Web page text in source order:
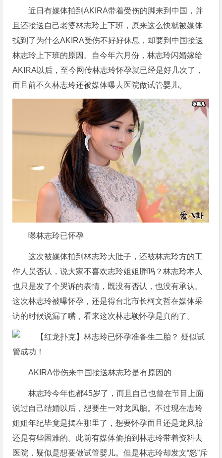
近日有媒体拍到AKIRA带着受伤的脚来到中国，并
且还接送自己老婆林志玲上下班，原来这么快就被媒体
找到了为什么AKIRA受伤不好好休息，却要到中国接送
林志玲上下班的原因。自今年六月份，林志玲闪婚嫁给
AKIRA以后，至今网传林志玲怀孕就已经是好几次了，
而且前不久林志玲还被媒体曝去医院做试管婴儿。
曝林志玲已怀孕
这次被媒体拍到林志玲大肚子，还被林志玲方的工
作人员否认，说大家不喜欢志玲姐姐胖吗？林志玲本人
也只是发了个哭诉的表情，既没有否认，也没有承认。
这次林志玲被曝怀孕，还是得台北市长柯文哲在媒体采
访的时候说漏了嘴，看来这次林志颖怀孕是真的了。
AKIRA带伤来中国接送林志玲是有原因的
林志玲今年也都45岁了，而且自己也曾在节目上面
说过自己结婚以后，想要生一对龙凤胎。不过现在志玲
姐姐年纪毕竟是摆在那里了，想要怀孕而且还是龙凤胎
还是有些困难的。此前有媒体偷拍到林志玲带着资料去
医院，疑似是想要做试管婴儿。但是林志玲却发文“怒”斥